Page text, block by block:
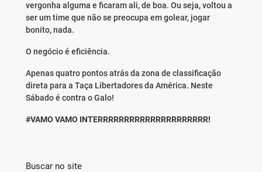
vergonha alguma e ficaram ali, de boa. Ou seja, voltou a
ser um time que não se preocupa em golear, jogar
bonito, nada.
O negócio é eficiência.
Apenas quatro pontos atrás da zona de classificação
direta para a Taça Libertadores da América. Neste
Sábado é contra o Galo!
#VAMO VAMO INTERRRRRRRRRRRRRRRRRRRRR!
Buscar no site